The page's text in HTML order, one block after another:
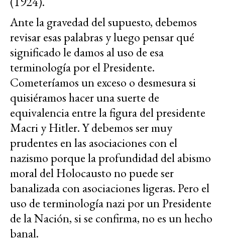
Ante la gravedad del supuesto, debemos
revisar esas palabras y luego pensar qué
significado le damos al uso de esa
terminología por el Presidente.
Cometeríamos un exceso o desmesura si
quisiéramos hacer una suerte de
equivalencia entre la figura del presidente
Macri y Hitler. Y debemos ser muy
prudentes en las asociaciones con el
nazismo porque la profundidad del abismo
moral del Holocausto no puede ser
banalizada con asociaciones ligeras. Pero el
uso de terminología nazi por un Presidente
de la Nación, si se confirma, no es un hecho
banal.